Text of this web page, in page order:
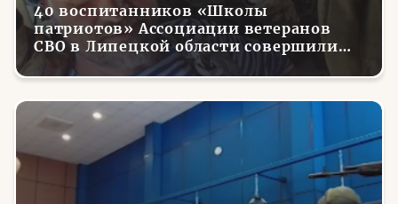
40 воспитанников «Школы
патриотов» Ассоциации ветеранов
СВО в Липецкой области совершили
первые парашютные прыжки